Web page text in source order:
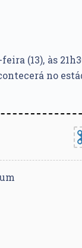
(13), às
no